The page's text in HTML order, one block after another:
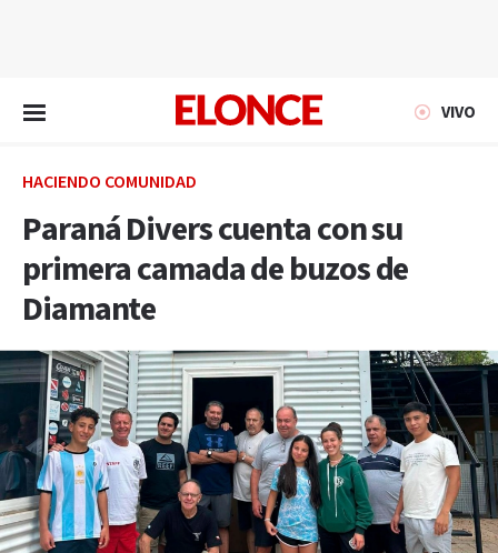
VIVO
HACIENDO COMUNIDAD
Paraná Divers cuenta con su
primera camada de buzos de
Diamante